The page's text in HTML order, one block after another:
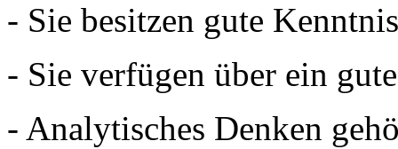
- Sie besitzen gute
- Sie verfügen über ein
- Analytisches Denken